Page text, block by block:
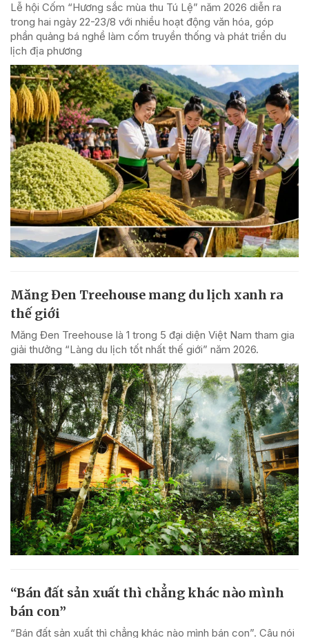
Lễ hội Cốm “Hương sắc mùa thu Tú Lệ” năm 2026 diễn ra
trong hai ngày 22-23/8 với nhiều hoạt động văn hóa, góp
phần quảng bá nghề làm cốm truyền thống và phát triển du
lịch địa phương
Măng Đen Treehouse mang du lịch xanh ra
thế giới
Măng Đen Treehouse là 1 trong 5 đại diện Việt Nam tham gia
giải thưởng “Làng du lịch tốt nhất thế giới” năm 2026.
“Bán đất sản xuất thì chẳng khác nào mình
bán con”
“Bán đất sản xuất thì chẳng khác nào mình bán con”. Câu nói